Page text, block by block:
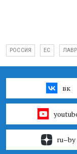
РОССИЯ ЕС
вк
ru–by